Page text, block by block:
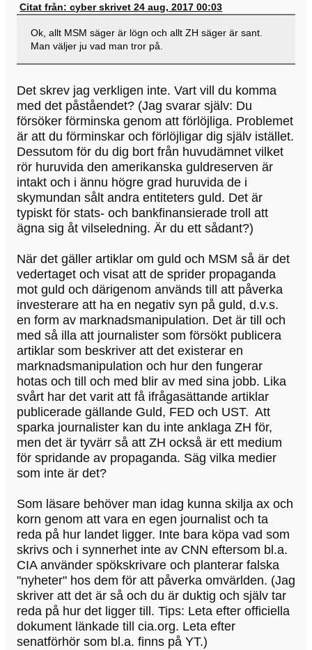
Citat från: cyber skrivet 24 aug, 2017 00:03
Ok, allt MSM säger är lögn och allt ZH säger är sant.
Man väljer ju vad man tror på.
Det skrev jag verkligen inte. Vart vill du komma
med det påståendet? (Jag svarar själv: Du
försöker förminska genom att förlöjliga. Problemet
är att du förminskar och förlöjligar dig själv istället.
Dessutom för du dig bort från huvudämnet vilket
rör huruvida den amerikanska guldreserven är
intakt och i ännu högre grad huruvida de i
skymundan sålt andra entiteters guld. Det är
typiskt för stats- och bankfinansierade troll att
ägna sig åt vilseledning. Är du ett sådant?)
När det gäller artiklar om guld och MSM så är det
vedertaget och visat att de sprider propaganda
mot guld och därigenom används till att påverka
investerare att ha en negativ syn på guld, d.v.s.
en form av marknadsmanipulation. Det är till och
med så illa att journalister som försökt publicera
artiklar som beskriver att det existerar en
marknadsmanipulation och hur den fungerar
hotas och till och med blir av med sina jobb. Lika
svårt har det varit att få ifrågasättande artiklar
publicerade gällande Guld, FED och UST. Att
sparka journalister kan du inte anklaga ZH för,
men det är tyvärr så att ZH också är ett medium
för spridande av propaganda. Säg vilka medier
som inte är det?
Som läsare behöver man idag kunna skilja ax och
korn genom att vara en egen journalist och ta
reda på hur landet ligger. Inte bara köpa vad som
skrivs och i synnerhet inte av CNN eftersom bl.a.
CIA använder spökskrivare och planterar falska
"nyheter" hos dem för att påverka omvärlden. (Jag
skriver att det är så och du är duktig och själv tar
reda på hur det ligger till. Tips: Leta efter officiella
dokument länkade till cia.org. Leta efter
senatförhör som bl.a. finns på YT.)